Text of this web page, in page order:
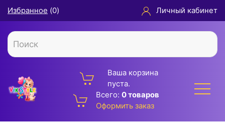
Избранное (0) Личный кабинет
Ваша корзина
пуста.
Всего: 0 товаров
Оформить заказ